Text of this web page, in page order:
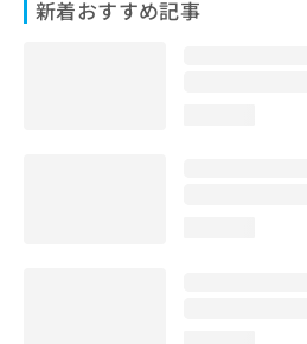
新着おすすめ記事
お